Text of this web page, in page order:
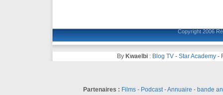
Copyright 2006
By Kwaelbi: Blog TV- Star Academy-
Partenaires : Films- Podcast-Annuaire - bande